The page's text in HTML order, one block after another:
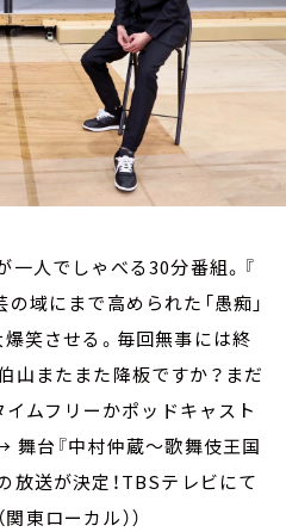
一人でしゃべる30分番組。『
域にまで高められた「愚痴」
爆笑させる。毎回無事には終
山またまた降板ですか？まだ
ムフリーかポッドキャスト
舞台『中村仲蔵～歌舞伎王国
放送が決定！TBSテレビにて
東ローカル））